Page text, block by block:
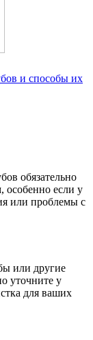
и способы их
обязательно
особенно если у
или проблемы с
или другие
уточните у
для ваших